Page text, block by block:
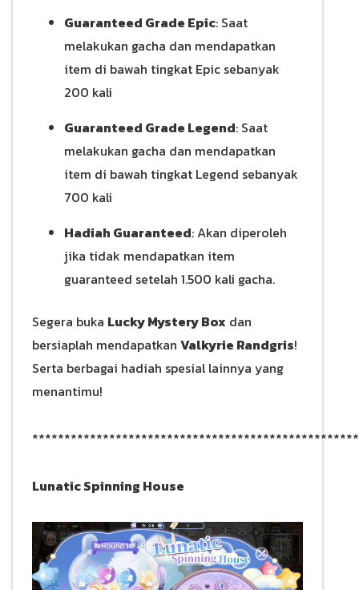
Guaranteed Grade Epic: Saat
melakukan gacha dan mendapatkan
item di bawah tingkat Epic sebanyak
200 kali
Guaranteed Grade Legend: Saat
melakukan gacha dan mendapatkan
item di bawah tingkat Legend sebanyak
700 kali
Hadiah Guaranteed: Akan diperoleh
jika tidak mendapatkan item
guaranteed setelah 1.500 kali gacha.
Segera buka Lucky Mystery Box dan
bersiaplah mendapatkan Valkyrie Randgris!
Serta berbagai hadiah spesial lainnya yang
menantimu!
Lunatic Spinning House